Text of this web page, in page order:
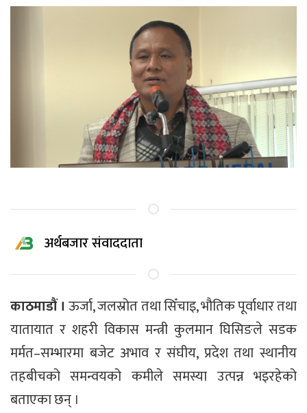
अर्थबजार संवाददाता
काठमाडौं । ऊर्जा, जलस्रोत तथा सिँचाइ, भौतिक पूर्वाधार तथा
यातायात र शहरी विकास मन्त्री कुलमान घिसिङले सडक
मर्मत–सम्भारमा बजेट अभाव र संघीय, प्रदेश तथा स्थानीय
तहबीचको समन्वयको कमीले समस्या उत्पन्न भइरहेको
बताएका छन् ।